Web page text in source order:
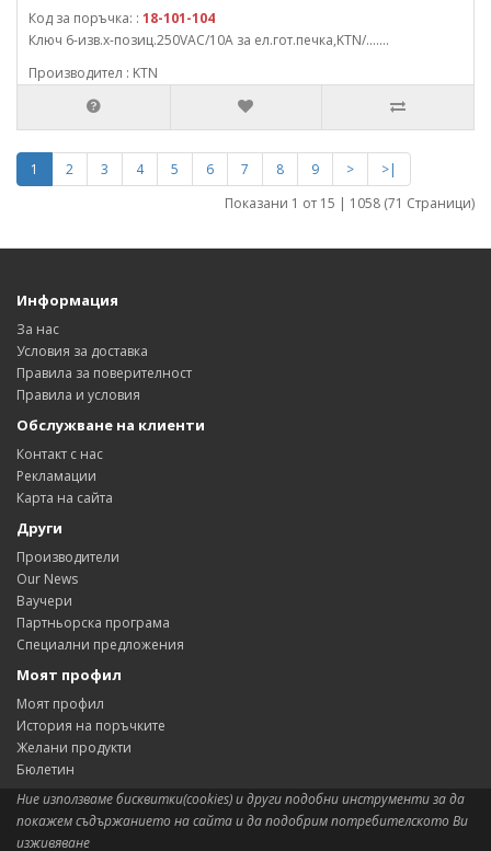
Код за поръчка: : 18-101-104
Ключ 6-изв.x-позиц.250VAC/10A за ел.гот.печка,KTN/.......
Производител : KTN
1 2 3 4 5 6 7 8 9 >
>|
Показани 1 от 15 | 1058 (71 Страници)
Информация
За нас
Условия за доставка
Правила за поверителност
Правила и условия
Обслужване на клиенти
Контакт с нас
Рекламации
Карта на сайта
Други
Производители
Our News
Ваучери
Партньорска програма
Специални предложения
Моят профил
Моят профил
История на поръчките
Желани продукти
Бюлетин
Сиситема:OpenCart
Ние използваме бисквитки(cookies) и други подобни инструменти за да
покажем съдържанието на сайта и да подобрим потребителското Ви
изживяване